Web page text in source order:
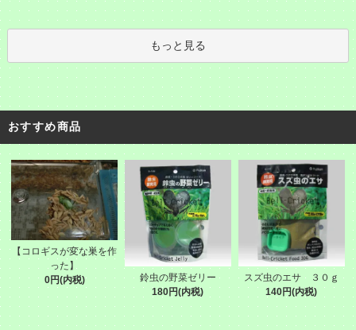
もっと見る
おすすめ商品
【コロギスが変な巣を作
った】
0円(内税)
鈴虫の野菜ゼリー
180円(内税)
スズ虫のエサ ３０ｇ
140円(内税)